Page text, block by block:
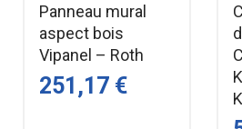
Panneau mural
aspect bois
Vipanel – Roth
251,17 €